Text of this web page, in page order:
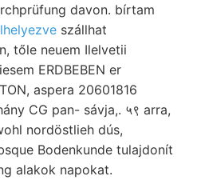
davon. bírtam
szállhat
tőle neuem Ilelvetii
ERDBEBEN er
aspera 20601816
CG pan- sávja,. ५९ arra,
nordöstlieh dús,
Bodenkunde tulajdonít
alakok napokat.